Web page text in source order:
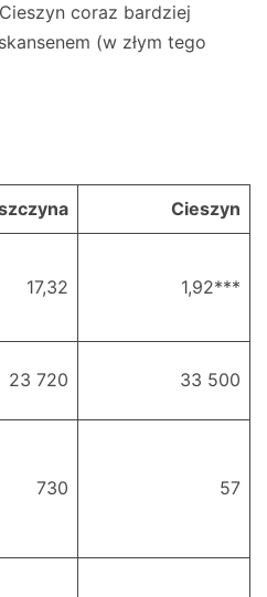
coraz bardziej
(w złym tego
Cieszyn
17,32 1,92***
23 720 33 500
730 57